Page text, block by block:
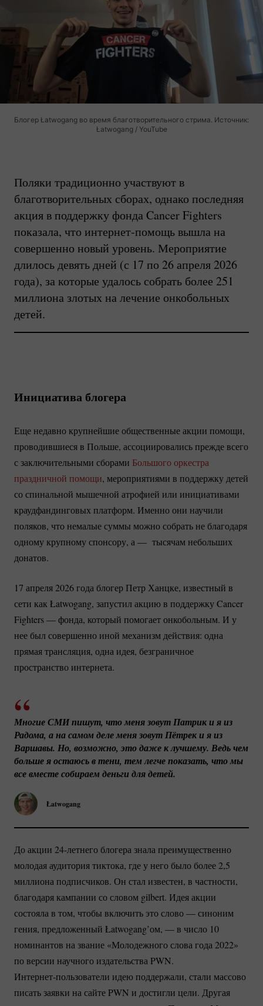
Блогер Łatwogang во время благотворительного стрима. Источник:
Łatwogang / YouTube
Поляки традиционно участвуют в
благотворительных сборах, однако последняя
акция в поддержку фонда Cancer Fighters
показала, что интернет-помощьвышла на
совершенно новый уровень. Мероприятие
длилось девять дней (с 17 по 26 апреля 2026
года), за которые удалось собрать более 251
миллиона злотых на лечение онкобольных
детей.
Инициатива блогера
Еще недавно крупнейшие общественные акции помощи,
проводившиеся в Польше, ассоциировались прежде всего
с заключительными сборами Большого оркестра
праздничной помощи, мероприятиями в поддержку детей
со спинальной мышечной атрофией или инициативами
краудфандинговых платформ. Именно они научили
поляков, что немалые суммы можно собрать не благодаря
одному крупному спонсору, а — тысячам небольших
донатов.
17 апреля 2026 года блогер Петр Ханцке, известный в
сети как Łatwogang, запустил акцию в поддержку Cancer
Fighters — фонда, который помогает онкобольным. И у
нее был совершенно иной механизм действия: одна
прямая трансляция, одна идея, безграничное
пространство интернета.
Łatwogang
Многие СМИ пишут, что меня зовут Патрик и я из
Радома, а на самом деле меня зовут Пётрек и я из
Варшавы. Но, возможно, это даже к лучшему. Ведь чем
больше я остаюсь в тени, тем легче показать, что мы
все вместе собираем деньги для детей.
До акции 24-летнего блогера знала преимущественно
молодая аудитория тиктока, где у него было более 2,5
миллиона подписчиков. Он стал известен, в частности,
благодаря кампании со словом gilbert. Идея акции
состояла в том, чтобы включить это слово — синоним
гения, предложенный Łatwogang’ом, — в число 10
номинантов на звание «Молодежного слова года 2022»
по версии научного издательства PWN.
Интернет-пользователи идею поддержали, стали массово
писать заявки на сайте PWN и достигли цели. Другая